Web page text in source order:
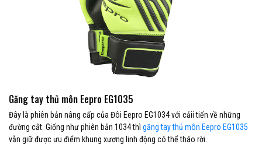
Găng tay thủ môn Eepro EG1035
Đây là phiên bản nâng cấp của Đôi Eepro EG1034 với cảii tiến về những
đường cắt. Giống như phiên bản 1034 thì găng tay thủ môn Eepro EG1035
vẫn giữ được ưu điểm khung xương linh động có thể tháo rời.